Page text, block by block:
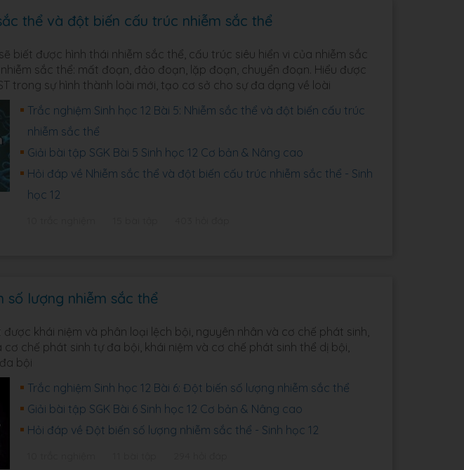
thể và đột biến cấu trúc nhiễm sắc thể
biết được hình thái nhiễm sắc thể, cấu trúc siêu hiển vi của nhiễm sắc
sắc thể: mất đoạn, đảo đoạn, lặp đoạn, chuyển đoạn. Hiểu được
trong sự hình thành loài mới, tạo cơ sở cho sự đa dạng về loài
Trắc nghiệm Sinh học 12 Bài 5: Nhiễm sắc thể và đột biến cấu trúc
nhiễm sắc thể
Giải bài tập SGK Bài 5 Sinh học 12 Cơ bản & Nâng cao
Hỏi đáp về Nhiễm sắc thể và đột biến cấu trúc nhiễm sắc thể - Sinh
học 12
số lượng nhiễm sắc thể
khái niệm và phân loại lệch bội, nguyên nhân và cơ chế phát sinh,
cơ chế phát sinh tự đa bội, khái niệm và cơ chế phát sinh thể dị bội,
bội
Trắc nghiệm Sinh học 12 Bài 6: Đột biến số lượng nhiễm sắc thể
Giải bài tập SGK Bài 6 Sinh học 12 Cơ bản & Nâng cao
Hỏi đáp về Đột biến số lượng nhiễm sắc thể - Sinh học 12